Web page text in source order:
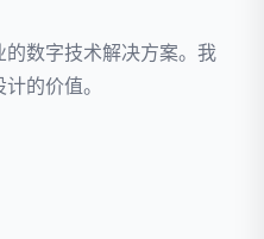
数字技术解决方案。我
的价值。